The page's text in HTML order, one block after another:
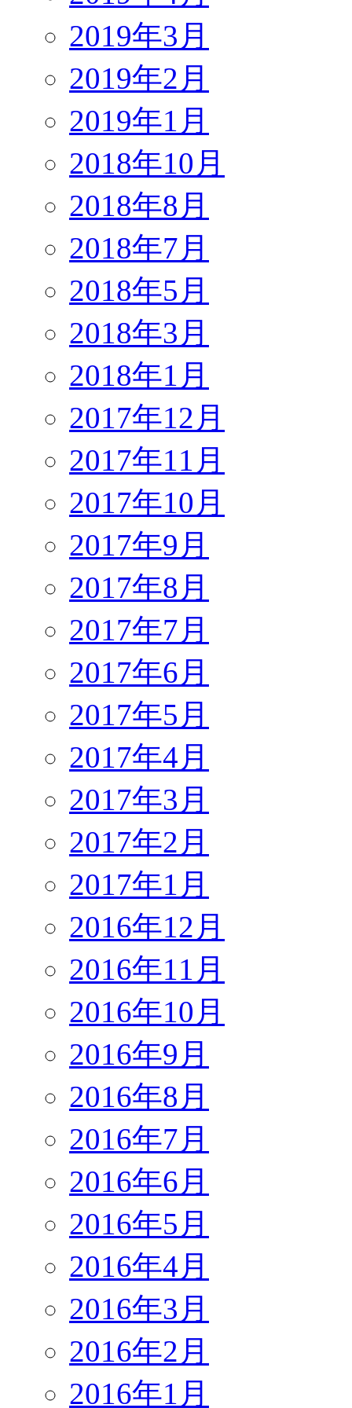
2019年3月
2019年2月
2019年1月
2018年10月
2018年8月
2018年7月
2018年5月
2018年3月
2018年1月
2017年12月
2017年11月
2017年10月
2017年9月
2017年8月
2017年7月
2017年6月
2017年5月
2017年4月
2017年3月
2017年2月
2017年1月
2016年12月
2016年11月
2016年10月
2016年9月
2016年8月
2016年7月
2016年6月
2016年5月
2016年4月
2016年3月
2016年2月
2016年1月